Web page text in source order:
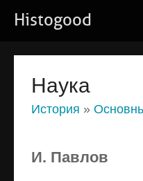
Histogood
Наука
История »
И. Павлов